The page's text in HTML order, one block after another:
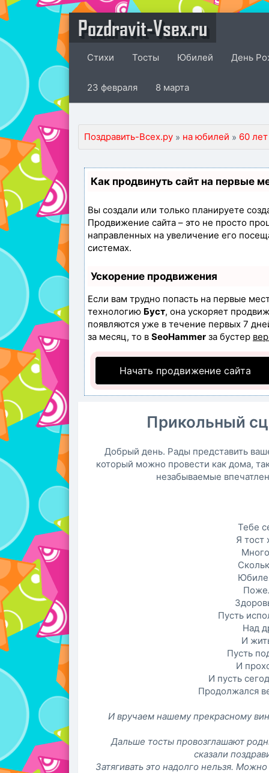
Pozdravit-Vsex.ru
Стихи Тосты Юбилей День
23 февраля 8 марта
Поздравить-Всех.ру » на юбилей » 60 лет
Как продвинуть сайт на первые
Вы создали или только планируете
Продвижение сайта – это не просто
направленных на увеличение его
системах.
Ускорение продвижения
Если вам трудно попасть на первые
технологию Буст, она ускоряет
появляются уже в течение первых 7
за месяц, то в SeoHammer за бустер
Начать продвижение сайта
Прикольный
Добрый день. Рады представить
который можно провести как дома,
незабываемые
Тебе
Я тост
Пусть
Над
И
Пусть
И
И пусть
Продолжался
И вручаем нашему прекрасному
Дальше тосты провозглашают
сказали
Затягивать это надолго нельзя.